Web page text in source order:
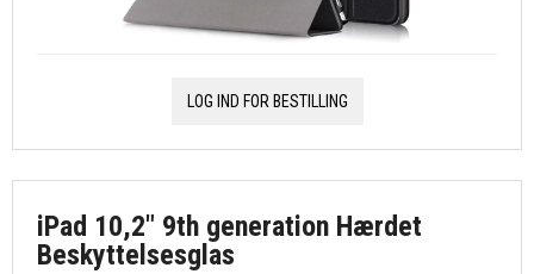
LOG IND FOR BESTILLING
iPad 10,2" 9th generation Hærdet
Beskyttelsesglas